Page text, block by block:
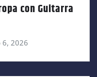
con Guitarra
6, 2026